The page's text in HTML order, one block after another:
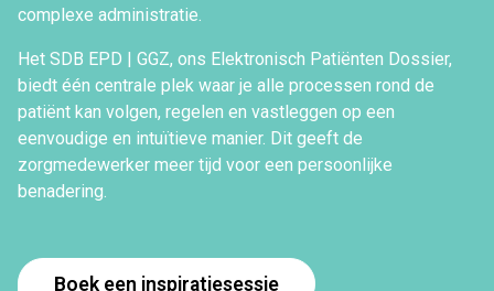
complexe administratie.
Het SDB EPD | GGZ, ons Elektronisch Patiënten Dossier,
biedt één centrale plek waar je alle processen rond de
patiënt kan volgen, regelen en vastleggen op een
eenvoudige en intuïtieve manier. Dit geeft de
zorgmedewerker meer tijd voor een persoonlijke
benadering.
Boek een inspiratiesessie